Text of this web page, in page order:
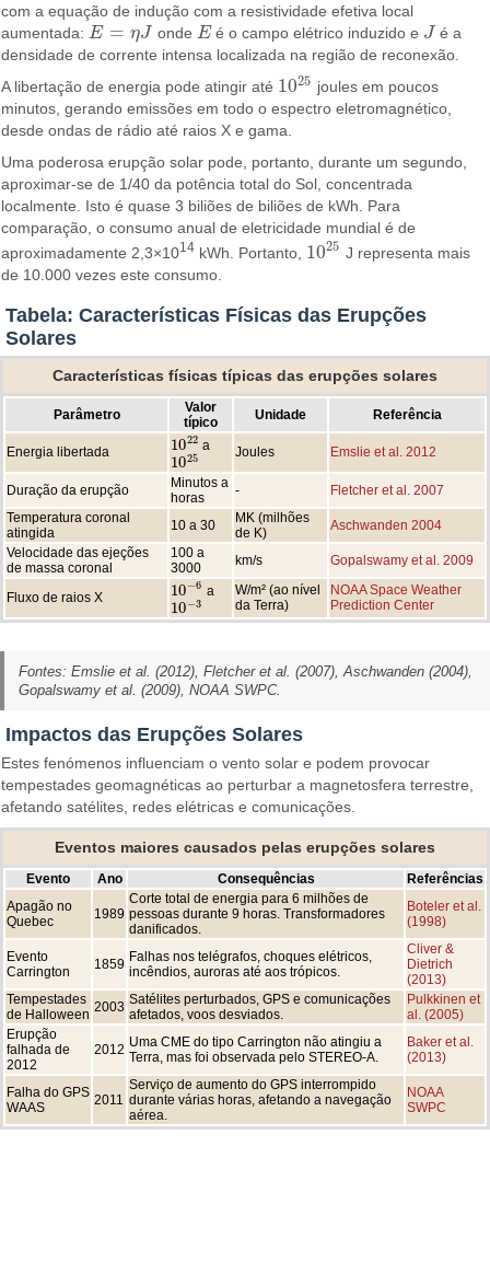
com a equação de indução com a resistividade efetiva local
aumentada: E = ηJ
E= ηJ onde E
E é o campo elétrico induzido e J
J é a
densidade de corrente intensa localizada na região de reconexão.
A libertação de energia pode atingir até 1025
1025 joules em poucos
minutos, gerando emissões em todo o espectro eletromagnético,
desde ondas de rádio até raios X e gama.
Uma poderosa erupção solar pode, portanto, durante um segundo,
aproximar-se de 1/40 da potência total do Sol, concentrada
localmente. Isto é quase 3 biliões de biliões de kWh. Para
comparação, o consumo anual de eletricidade mundial é de
aproximadamente 2,3×1014 kWh. Portanto, 1025
1025 J representa mais
de 10.000 vezes este consumo.
Tabela: Características Físicas das Erupções
Solares
Características físicas típicas das erupções solares
Parâmetro
Valor
típico
Unidade Referência
Energia libertada 1022
1022 a
1025
1025
Joules Emslie et al. 2012
Duração da erupção
Minutos a
horas
-
Fletcher et al. 2007
Temperatura coronal
atingida
10 a 30
MK (milhões
de K)
Aschwanden 2004
Velocidade das ejeções
de massa coronal
100 a
3000
km/s Gopalswamy et al. 2009
Fluxo de raios X 10−6
10−6 a
10−3
10−3
W/m² (ao nível
da Terra)
NOAA Space Weather
Prediction Center
Fontes: Emslie et al. (2012), Fletcher et al. (2007), Aschwanden (2004),
Gopalswamy et al. (2009), NOAA SWPC.
Impactos das Erupções Solares
Estes fenómenos influenciam o vento solar e podem provocar
tempestades geomagnéticas ao perturbar a magnetosfera terrestre,
afetando satélites, redes elétricas e comunicações.
Eventos maiores causados pelas erupções solares
Evento Ano Consequências
Referências
Apagão no
Quebec
1989
Corte total de energia para 6 milhões de
pessoas durante 9 horas. Transformadores
danificados.
Boteler et al.
(1998)
Evento
Carrington
1859 Falhas nos telégrafos, choques elétricos,
incêndios, auroras até aos trópicos.
Cliver &
Dietrich
(2013)
Tempestades
de Halloween 2003 Satélites perturbados, GPS e comunicações
afetados, voos desviados.
Pulkkinen et
al. (2005)
Erupção
falhada de
2012
2012 Uma CME do tipo Carrington não atingiu a
Terra, mas foi observada pelo STEREO-A.
Baker et al.
(2013)
Falha do GPS
WAAS
2011
Serviço de aumento do GPS interrompido
durante várias horas, afetando a navegação
aérea.
NOAA
SWPC